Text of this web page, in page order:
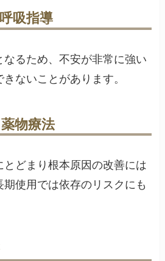
吸指導
るため、不安が非常に強い
ないことがあります。
物療法
どまり根本原因の改善には
使用では依存のリスクにも